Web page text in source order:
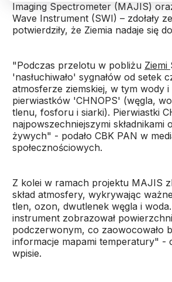
Imaging Spectrometer (MAJIS)
Wave Instrument (SWI) – zdołały
potwierdziły, że Ziemia nadaje się
"Podczas przelotu w pobliżu Ziemi
'nasłuchiwało' sygnałów od setek
atmosferze ziemskiej, w tym wody i
pierwiastków 'CHNOPS' (węgla,
tlenu, fosforu i siarki). Pierwiastki
najpowszechniejszymi składnikami
żywych" - podało CBK PAN w
społecznościowych.
Z kolei w ramach projektu MAJIS
skład atmosfery, wykrywając
tlen, ozon, dwutlenek węgla i
instrument zobrazował
podczerwonym, co zaowocowało
informacje mapami temperatury" -
wpisie.